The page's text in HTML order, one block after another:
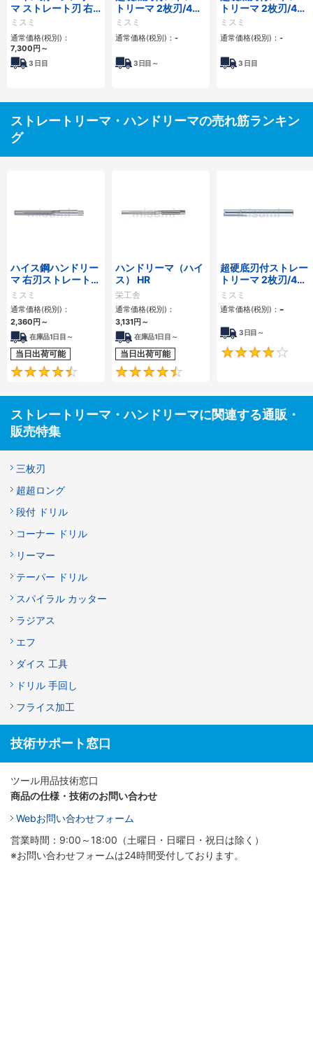
マ ストレート刃 右
刃ストレート刃 0．
01ｍｍ単位指定タイ
プ
ミスミ
通常価格(税別)：
7,300 円 ～
3 日目
トリーマ 2枚刃/4枚
刃/レギュラータイ
プ
ミスミ
通常価格(税別)： -
3 日目～
トリーマ 2枚刃/4枚
刃/ロング/コーナー
Ｃタイプ
ミスミ
通常価格(税別)： -
3 日目
ストレートリーマ・ハンドリーマの売れ筋ランキン
グ
ハイス鋼ハンドリー
マ 右刃ストレート刃
0.01mm単位指定タ
イプ
ミスミ
通常価格(税別)：
2,360 円 ～
在庫品1日目～
当日出荷可能
4.4
ハンドリーマ（ハイ
ス） HR
栄工舎
通常価格(税別)：
3,131円 ～
在庫品1日目～
当日出荷可能
超硬底刃付ストレー
トリーマ 2枚刃/4枚
刃/レギュラータイ
プ
ミスミ
通常価格(税別)： -
3日目～
ストレートリーマ・ハンドリーマに関連する通販・
販売特集
三枚刃
超超ロング
段付 ドリル
コーナー ドリル
リーマー
テーパー ドリル
スパイラル カッター
ラジアス
エフ
ダイス 工具
ドリル 手回し
フライス加工
技術サポート窓口
ツール用品技術窓口
商品の仕様・技術のお問い合わせ
Webお問い合わせフォーム
営業時間：9:00～18:00（土曜日・日曜日・祝日は除く）
※お問い合わせフォームは24時間受付しております。